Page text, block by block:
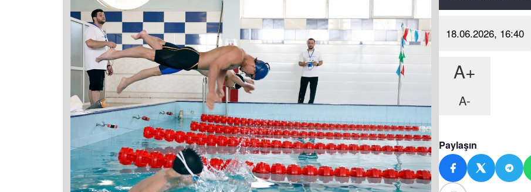
18.06.2026, 16:40
A+
A-
Paylaşın